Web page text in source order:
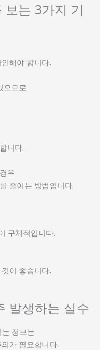
는 3가지 기
해야 합니다.
으므로
니다.
우
줄이는 방법입니다.
구체적입니다.
이 좋습니다.
발생하는 실수
는 정보는
가 필요합니다.